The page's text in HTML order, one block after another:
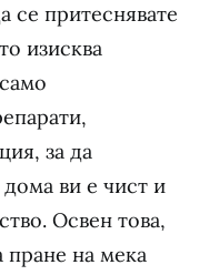
се притеснявате
изисква
за да
дома ви е чист и
Освен това,
пране на мека